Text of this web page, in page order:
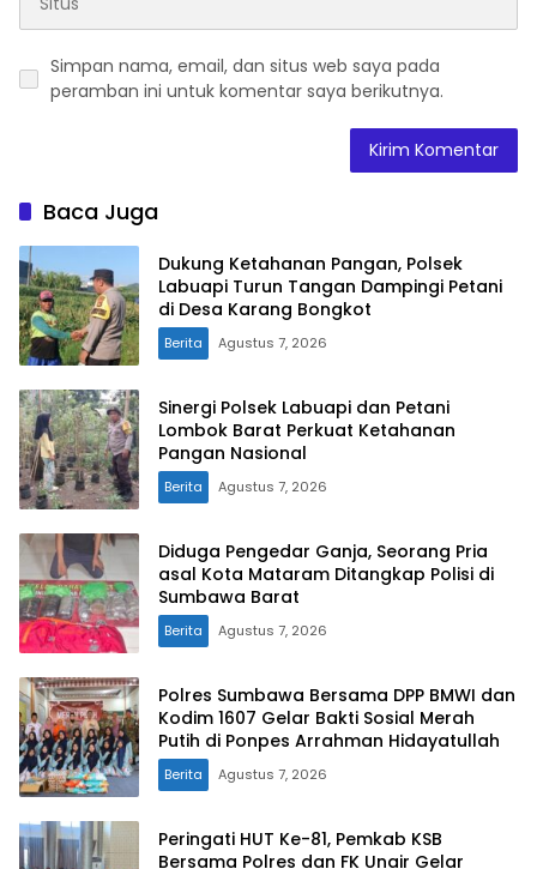
Simpan nama, email, dan situs web saya pada
peramban ini untuk komentar saya berikutnya.
Baca Juga
Dukung Ketahanan Pangan, Polsek
Labuapi Turun Tangan Dampingi Petani
di Desa Karang Bongkot
Berita Agustus 7, 2026
Sinergi Polsek Labuapi dan Petani
Lombok Barat Perkuat Ketahanan
Pangan Nasional
Berita Agustus 7, 2026
Diduga Pengedar Ganja, Seorang Pria
asal Kota Mataram Ditangkap Polisi di
Sumbawa Barat
Berita Agustus 7, 2026
Polres Sumbawa Bersama DPP BMWI dan
Kodim 1607 Gelar Bakti Sosial Merah
Putih di Ponpes Arrahman Hidayatullah
Berita Agustus 7, 2026
Peringati HUT Ke-81, Pemkab KSB
Bersama Polres dan FK Unair Gelar